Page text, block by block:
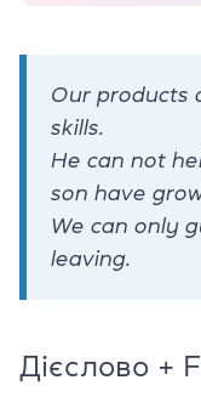
Our products
skills.
He can not
son have
We can only
leaving.
Дієслово +